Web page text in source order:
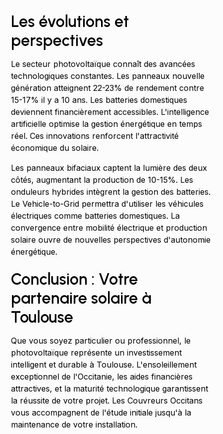
Les évolutions et
perspectives
Le secteur photovoltaïque connaît des avancées
technologiques constantes. Les panneaux nouvelle
génération atteignent 22-23% de rendement contre
15-17% il y a 10 ans. Les batteries domestiques
deviennent financièrement accessibles. L'intelligence
artificielle optimise la gestion énergétique en temps
réel. Ces innovations renforcent l'attractivité
économique du solaire.
Les panneaux bifaciaux captent la lumière des deux
côtés, augmentant la production de 10-15%. Les
onduleurs hybrides intègrent la gestion des batteries.
Le Vehicle-to-Grid permettra d'utiliser les véhicules
électriques comme batteries domestiques. La
convergence entre mobilité électrique et production
solaire ouvre de nouvelles perspectives d'autonomie
énergétique.
Conclusion : Votre
partenaire solaire à
Toulouse
Que vous soyez particulier ou professionnel, le
photovoltaïque représente un investissement
intelligent et durable à Toulouse. L'ensoleillement
exceptionnel de l'Occitanie, les aides financières
attractives, et la maturité technologique garantissent
la réussite de votre projet. Les Couvreurs Occitans
vous accompagnent de l'étude initiale jusqu'à la
maintenance de votre installation.